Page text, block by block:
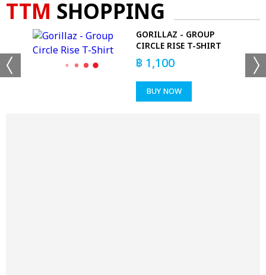
TTM SHOPPING
GORILLAZ - GROUP
CIRCLE RISE T-SHIRT
฿ 1,100
BUY NOW